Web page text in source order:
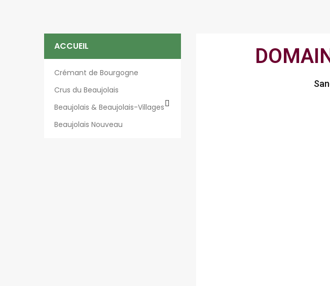
ACCUEIL
Crémant de Bourgogne
Crus du Beaujolais
Beaujolais & Beaujolais-Villages 
Beaujolais Nouveau